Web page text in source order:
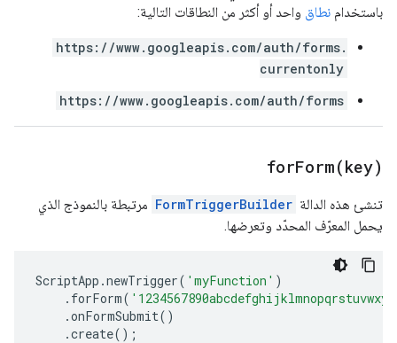
باستخدام نطاق واحد أو أكثر من النطاقات التالية:
https://www.googleapis.com/auth/forms.
currentonly
https://www.googleapis.com/auth/forms
forForm(key)
تنشئ هذه الدالة FormTriggerBuilder مرتبطة بالنموذج الذي
يحمل المعرّف المحدّد وتعرضها.
ScriptApp .newTrigger( 'myFunction' )
. forForm(
.onFormSubmit()
.create();